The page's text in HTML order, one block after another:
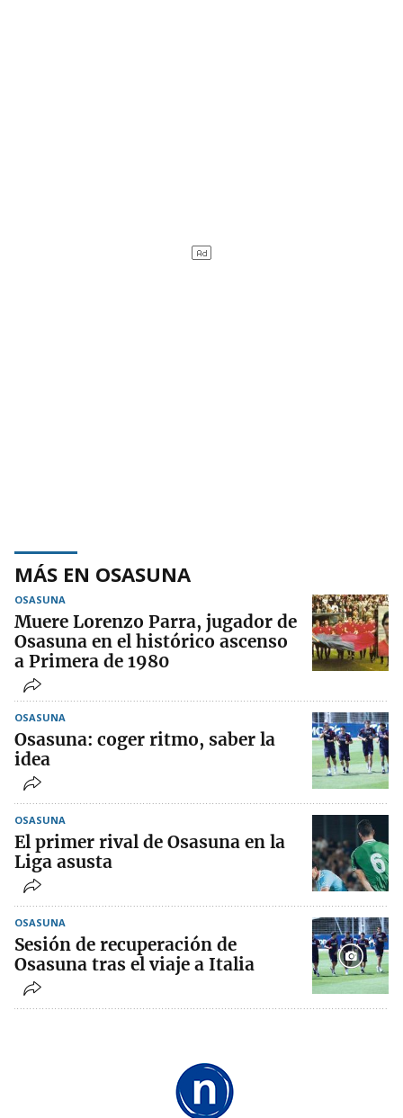
MÁS EN OSASUNA
OSASUNA
Muere Lorenzo Parra, jugador de
Osasuna en el histórico ascenso
a Primera de 1980
OSASUNA
Osasuna: coger ritmo, saber la
idea
OSASUNA
El primer rival de Osasuna en la
Liga asusta
OSASUNA
Sesión de recuperación de
Osasuna tras el viaje a Italia